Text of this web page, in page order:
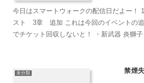
今日はスマートウォークの配信日だよー！
スト 3章 追加 これは今回のイベントの
でチケット回収しないと！ ・新武器 炎獅
未分類 禁煙